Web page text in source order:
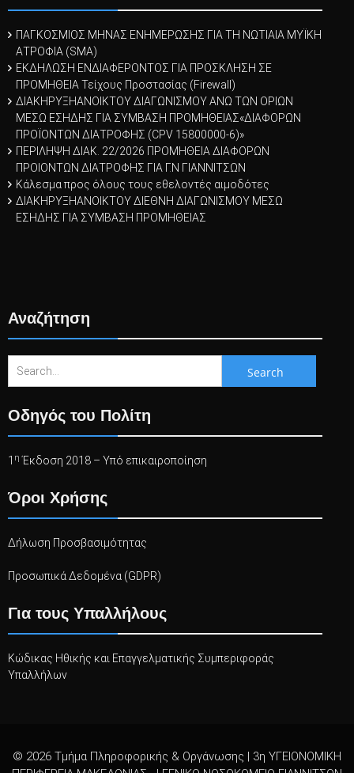
ΠΑΓΚΟΣΜΙΟΣ ΜΗΝΑΣ ΕΝΗΜΕΡΩΣΗΣ ΓΙΑ ΤΗ ΝΩΤΙΑΙΑ ΜΥΪΚΗ
ΑΤΡΟΦΙΑ (SMA)
ΕΚΔΗΛΩΣΗ ΕΝΔΙΑΦΕΡΟΝΤΟΣ ΓΙΑ ΠΡΟΣΚΛΗΣΗ ΣΕ
ΠΡΟΜΗΘΕΙΑ Τείχους Προστασίας (Firewall)
ΔΙΑΚΗΡΥΞΗΑΝΟΙΚΤΟΥ ΔΙΑΓΩΝΙΣΜΟΥ ΑΝΩ ΤΩΝ ΟΡΙΩΝ
ΜΕΣΩ ΕΣΗΔΗΣ ΓΙΑ ΣΥΜΒΑΣΗ ΠΡΟΜΗΘΕΙΑΣ«ΔΙΑΦΟΡΩΝ
ΠΡΟΪOΝΤΩΝ ΔΙΑΤΡΟΦΗΣ (CPV 15800000-6)»
ΠΕΡΙΛΗΨΗ ΔΙΑΚ. 22/2026 ΠΡΟΜΗΘΕΙΑ ΔΙΑΦΟΡΩΝ
ΠΡΟΙΟΝΤΩΝ ΔΙΑΤΡΟΦΗΣ ΓΙΑ Γ.Ν ΓΙΑΝΝΙΤΣΩΝ
Κάλεσμα προς όλους τους εθελοντές αιμοδότες
ΔΙΑΚΗΡΥΞΗΑΝΟΙΚΤΟΥ ΔΙΕΘΝΗ ΔΙΑΓΩΝΙΣΜΟΥ ΜΕΣΩ
ΕΣΗΔΗΣ ΓΙΑ ΣΥΜΒΑΣΗ ΠΡΟΜΗΘΕΙΑΣ
Αναζήτηση
for:
Οδηγός του Πολίτη
1 η Έκδοση 2018 – Υπό επικαιροποίηση
Όροι Χρήσης
Δήλωση Προσβασιμότητας
Προσωπικά Δεδομένα (GDPR)
Για τους Υπαλλήλους
Κώδικας Ηθικής και Επαγγελματικής Συμπεριφοράς
Υπαλλήλων
© 2026 Τμήμα Πληροφορικής & Οργάνωσης | 3η ΥΓΕΙΟΝΟΜΙΚΗ